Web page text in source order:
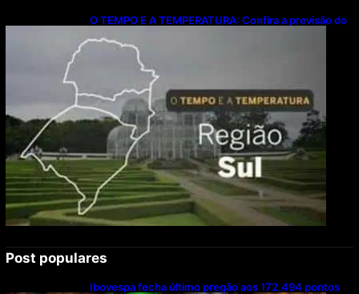
O TEMPO E A TEMPERATURA: Confira a previsão do
Post populares
Ibovespa fecha último pregão aos 172.494 pontos